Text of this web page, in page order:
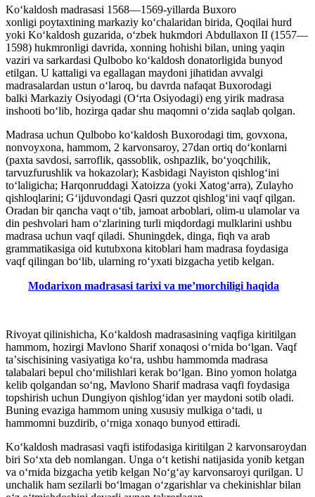
Koʻkaldosh madrasasi 1568—1569-yillarda Buxoro
xonligi poytaxtining markaziy koʻchalaridan birida, Qoqilai hurd
yoki Koʻkaldosh guzarida, oʻzbek hukmdori Abdullaxon II (1557—
1598) hukmronligi davrida, xonning hohishi bilan, uning yaqin
vaziri va sarkardasi Qulbobo koʻkaldosh donatorligida bunyod
etilgan. U kattaligi va egallagan maydoni jihatidan avvalgi
madrasalardan ustun oʻlaroq, bu davrda nafaqat Buxorodagi
balki Markaziy Osiyodagi (Oʻrta Osiyodagi) eng yirik madrasa
inshooti boʻlib, hozirga qadar shu maqomni oʻzida saqlab qolgan.
Madrasa uchun Qulbobo koʻkaldosh Buxorodagi tim, govxona,
nonvoyxona, hammom, 2 karvonsaroy, 27dan ortiq doʻkonlarni
(paxta savdosi, sarroflik, qassoblik, oshpazlik, boʻyoqchilik,
tarvuzfurushlik va hokazolar); Kasbidagi Nayiston qishlogʻini
toʻlaligicha; Harqonruddagi Xatoizza (yoki Xatogʻarra), Zulayho
qishloqlarini; Gʻijduvondagi Qasri quzzot qishlogʻini vaqf qilgan.
Oradan bir qancha vaqt oʻtib, jamoat arboblari, olim-u ulamolar va
din peshvolari ham oʻzlarining turli miqdordagi mulklarini ushbu
madrasa uchun vaqf qiladi. Shuningdek, dinga, fiqh va arab
grammatikasiga oid kutubxona kitoblari ham madrasa foydasiga
vaqf qilingan boʻlib, ularning roʻyxati bizgacha yetib kelgan.
Modarixon madrasasi tarixi va me’morchiligi haqida
Rivoyat qilinishicha, Koʻkaldosh madrasasining vaqfiga kiritilgan
hammom, hozirgi Mavlono Sharif xonaqosi oʻrnida boʻlgan. Vaqf
taʼsischisining vasiyatiga koʻra, ushbu hammomda madrasa
talabalari bepul choʻmilishlari kerak boʻlgan. Bino yomon holatga
kelib qolgandan soʻng, Mavlono Sharif madrasa vaqfi foydasiga
topshirish uchun Dungiyon qishlogʻidan yer maydoni sotib oladi.
Buning evaziga hammom uning xususiy mulkiga oʻtadi, u
hammomni buzdirib, oʻrniga xonaqo bunyod ettiradi.
Koʻkaldosh madrasasi vaqfi istifodasiga kiritilgan 2 karvonsaroydan
biri Soʻxta deb nomlangan. Unga oʻt ketishi natijasida yonib ketgan
va oʻrnida bizgacha yetib kelgan Noʻgʻay karvonsaroyi qurilgan. U
unchalik ham sezilarli boʻlmagan oʻzgarishlar va chekinishlar bilan